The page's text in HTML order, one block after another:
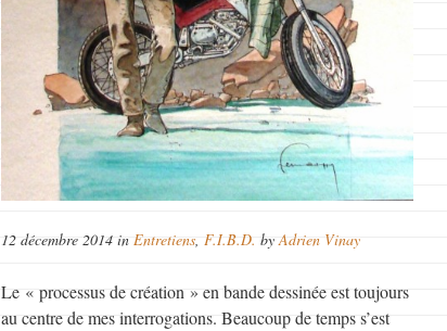
12 décembre 2014 inEntretiens,F.I.B.D. byAdrien Vinay
Le « processus de création » en bande dessinée est toujours
au centre de mes interrogations. Beaucoup de temps s’est